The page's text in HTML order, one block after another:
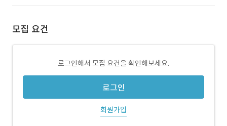
모집 요건
로그인해서 모집 요건을 확인해보세요.
로그인
회원가입